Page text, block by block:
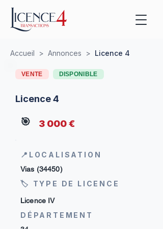
Accueil > Annonces > Licence 4
VENTE DISPONIBLE
Licence 4
🎯 3 000 €
📍LOCALISATION
Vias (34450)
🏷 TYPE DE LICENCE
Licence IV
DÉPARTEMENT